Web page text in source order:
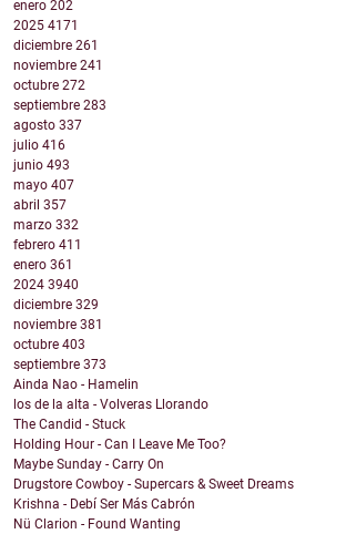
enero 202
2025 4171
diciembre 261
noviembre 241
octubre 272
septiembre 283
agosto 337
julio 416
junio 493
mayo 407
abril 357
marzo 332
febrero 411
enero 361
2024 3940
diciembre 329
noviembre 381
octubre 403
septiembre 373
Ainda Nao - Hamelin
los de la alta - Volveras Llorando
The Candid - Stuck
Holding Hour - Can I Leave Me Too?
Maybe Sunday - Carry On
Drugstore Cowboy - Supercars & Sweet Dreams
Krishna - Debí Ser Más Cabrón
Nü Clarion - Found Wanting